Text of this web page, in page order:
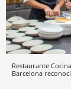
Restaurante
Barcelona